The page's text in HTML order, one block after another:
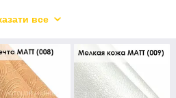
і оригінально, а також додають
виглядає незвично і дуже стильно.
стелі – які вони?
інших стандартних моделей –
все